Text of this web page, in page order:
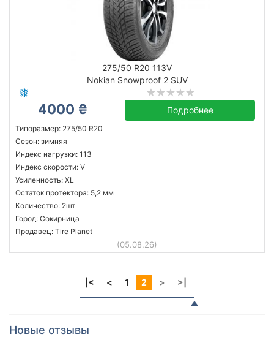
275/50 R20 113V
Nokian Snowproof 2 SUV
4000 ₴ Подробнее
Типоразмер: 275/50 R20
Сезон: зимняя
Индекс нагрузки: 113
Индекс скорости: V
Усиленность: XL
Остаток протектора: 5,2 мм
Количество: 2шт
Город: Сокирница
Продавец: Tire Planet
(05.08.26)
|< < 1 2 > >|
Новые отзывы